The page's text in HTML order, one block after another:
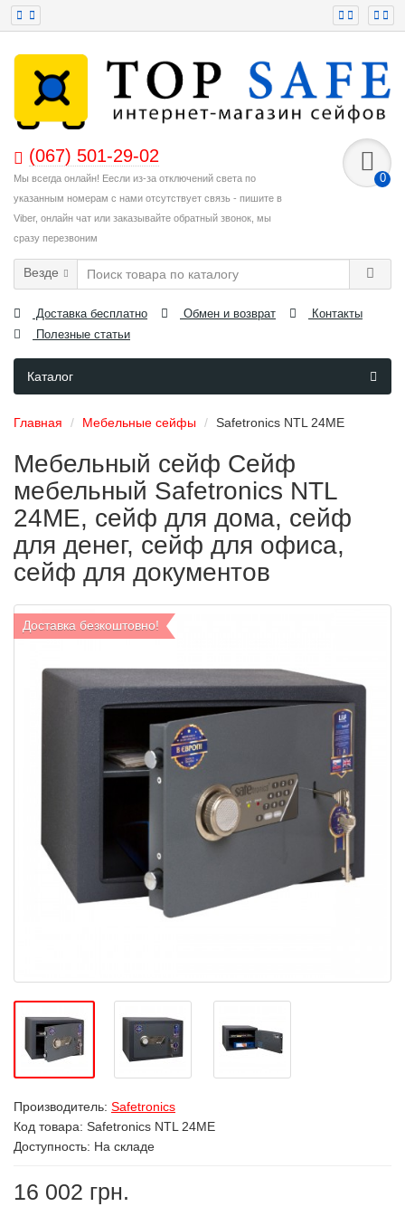
(067) 501-29-02
Мы всегда онлайн! Еесли из-за отключений света по
указанным номерам с нами отсутствует связь - пишите в
Viber, онлайн чат или заказывайте обратный звонок, мы
сразу перезвоним
0
Везде
Доставка бесплатно Обмен и возврат
Контакты
Полезные статьи
Каталог
Главная Мебельные сейфы Safetronics NTL 24ME
Мебельный сейф Сейф
мебельный Safetronics NTL
24ME, сейф для дома, сейф
для денег, сейф для офиса,
сейф для документов
Доставка безкоштовно!
Производитель: Safetronics
Код товара: Safetronics NTL 24ME
Доступность: На складе
16 002 грн.